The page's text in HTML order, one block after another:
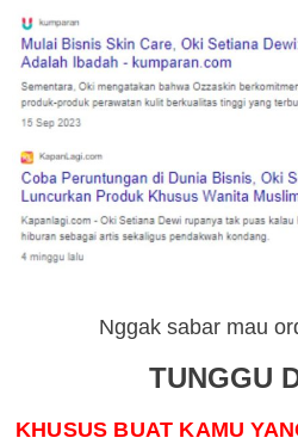
Nggak sabar mau
TUNGGU
KHUSUS BUAT KAMU